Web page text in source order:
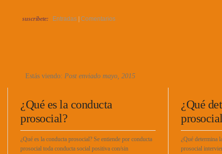
suscríbete: Entradas Comentarios
Estás viendo: Post enviado mayo, 2015
¿Qué es la conducta
prosocial?
¿Qué es la conducta prosocial? Se entiende por conducta
prosocial toda conducta social positiva con/sin
¿Qué
¿Qué determina
prosocial